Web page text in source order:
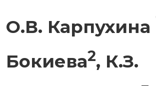
О.В. Карпухина
Бокиева2, К.З.